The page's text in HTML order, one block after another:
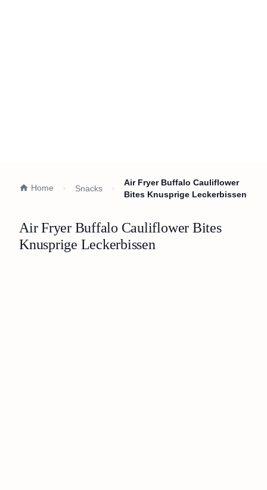
Home Snacks
Air Fryer Buffalo Cauliflower
Bites Knusprige Leckerbissen
Air Fryer Buffalo Cauliflower Bites
Knusprige Leckerbissen